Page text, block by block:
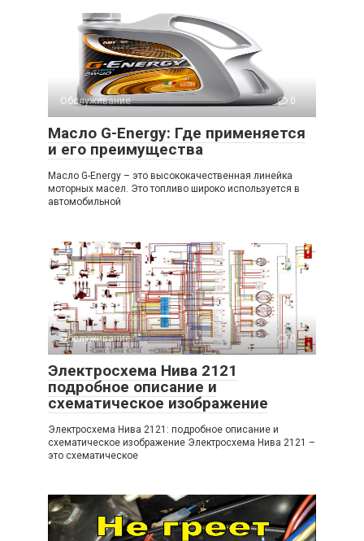
Обслуживание 0
Масло G-Energy: Где применяется
и его преимущества
Масло G-Energy – это высококачественная линейка
моторных масел. Это топливо широко используется в
автомобильной
Обслуживание 0
Электросхема Нива 2121
подробное описание и
схематическое изображение
Электросхема Нива 2121: подробное описание и
схематическое изображение Электросхема Нива 2121 –
это схематическое